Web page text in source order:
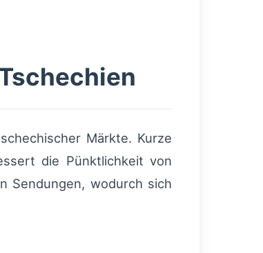
Märkte. Kurze
die Pünktlichkeit von
Sendungen, wodurch sich